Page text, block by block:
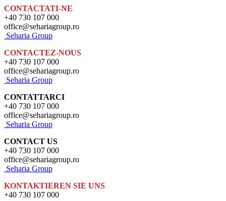
CONTACTATI-NE
+40 730 107 000
office@sehariagroup.ro
Seharia Group
CONTACTEZ-NOUS
+40 730 107 000
office@sehariagroup.ro
Seharia Group
CONTATTARCI
+40 730 107 000
office@sehariagroup.ro
Seharia Group
CONTACT US
+40 730 107 000
office@sehariagroup.ro
Seharia Group
KONTAKTIEREN SIE UNS
+40 730 107 000